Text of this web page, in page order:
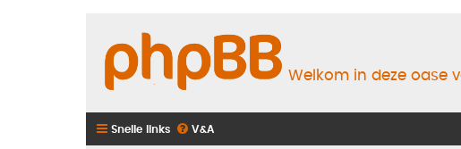
Welkom in deze oase
Snelle links V&A